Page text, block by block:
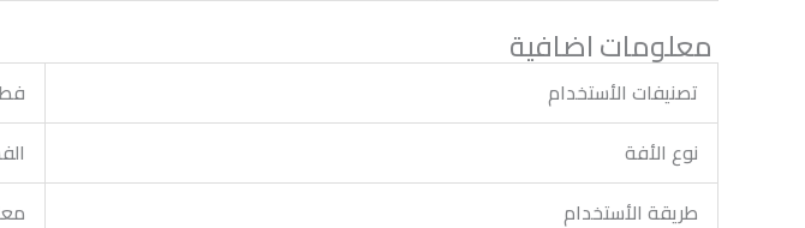
معلومات اضافية
تصنيفات الأستخدام
نوع الأفة
طريقة الأستخدام